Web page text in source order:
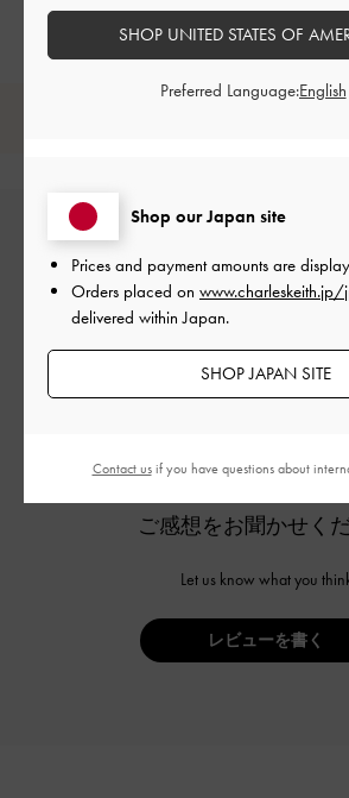
カスタマーレビュ
ご感想をお聞かせく
Let us know what you
レビューを書く
Shop our Japan site
Prices and payment amounts are
Orders placed on www.charleskeith.jp/
delivered within Japan.
SHOP JAPAN SITE
SHOP UNITED STATES OF
Preferred Language:
Contact usif you have questions about